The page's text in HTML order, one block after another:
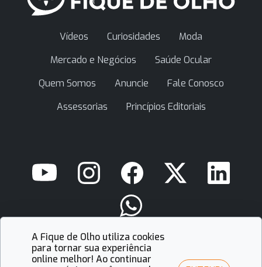
Vídeos Curiosidades
Moda
Mercado e Negócios
Saúde Ocular
Quem Somos
Anuncie
Fale Conosco
Assessorias
Princípios Editoriais
contato@fiquedeolho.com.br
A Fique de Olho utiliza cookies
para tornar sua experiência
online melhor! Ao continuar